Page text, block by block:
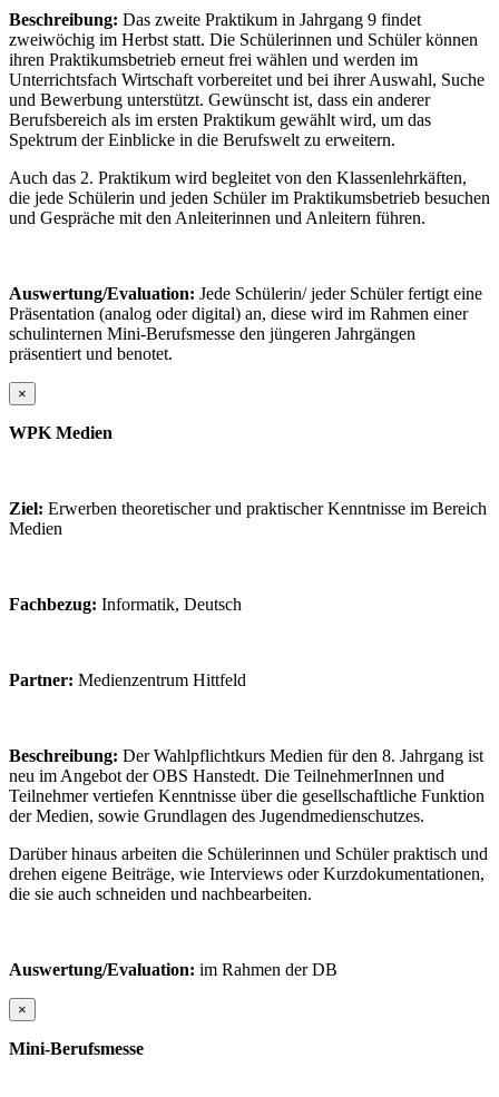
Beschreibung: Das zweite Praktikum in Jahrgang 9 findet
zweiwöchig im Herbst statt. Die Schülerinnen und Schüler können
ihren Praktikumsbetrieb erneut frei wählen und werden im
Unterrichtsfach Wirtschaft vorbereitet und bei ihrer Auswahl, Suche
und Bewerbung unterstützt. Gewünscht ist, dass ein anderer
Berufsbereich als im ersten Praktikum gewählt wird, um das
Spektrum der Einblicke in die Berufswelt zu erweitern.
Auch das 2. Praktikum wird begleitet von den Klassenlehrkäften,
die jede Schülerin und jeden Schüler im Praktikumsbetrieb besuchen
und Gespräche mit den Anleiterinnen und Anleitern führen.
Auswertung/Evaluation: Jede Schülerin/ jeder Schüler fertigt eine
Präsentation (analog oder digital) an, diese wird im Rahmen einer
schulinternen Mini-Berufsmesse den jüngeren Jahrgängen
präsentiert und benotet.
×
WPK Medien
Ziel: Erwerben theoretischer und praktischer Kenntnisse im Bereich
Medien
Fachbezug: Informatik, Deutsch
Partner: Medienzentrum Hittfeld
Beschreibung: Der Wahlpflichtkurs Medien für den 8. Jahrgang ist
neu im Angebot der OBS Hanstedt. Die TeilnehmerInnen und
Teilnehmer vertiefen Kenntnisse über die gesellschaftliche Funktion
der Medien, sowie Grundlagen des Jugendmedienschutzes.
Darüber hinaus arbeiten die Schülerinnen und Schüler praktisch und
drehen eigene Beiträge, wie Interviews oder Kurzdokumentationen,
die sie auch schneiden und nachbearbeiten.
Auswertung/Evaluation: im Rahmen der DB
×
Mini-Berufsmesse